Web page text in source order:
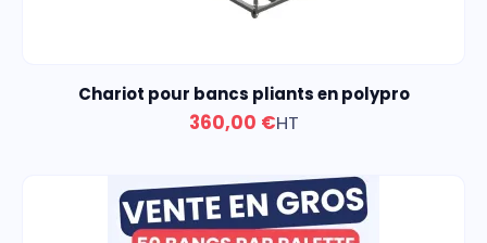
Chariot pour bancs pliants en polypro
360,00 €HT